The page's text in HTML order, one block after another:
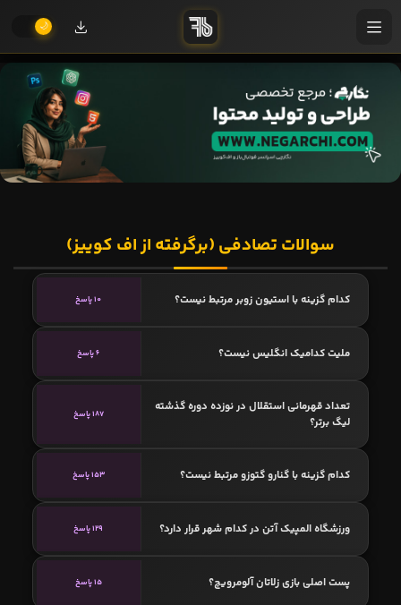
سوالات تصادفی (برگرفته از اف کوییز)
کدام گزینه با استیون زوبر مرتبط نیست؟ 10 پاسخ
ملیت کدامیک انگلیس نیست؟ 6 پاسخ
تعداد قهرمانی استقلال در نوزده دوره گذشته
لیگ برتر؟
187 پاسخ
کدام گزینه با گنارو گتوزو مرتبط نیست؟ 153 پاسخ
ورزشگاه المپیک آتن در کدام شهر قرار دارد؟ 129 پاسخ
پست اصلی بازی زلاتان آلومرویچ؟ 15 پاسخ